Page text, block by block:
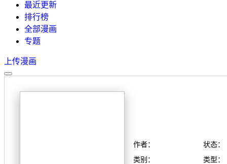
最近更新
排行榜
全部漫画
专题
上传漫画
作者：
状态：
类别：
类型：